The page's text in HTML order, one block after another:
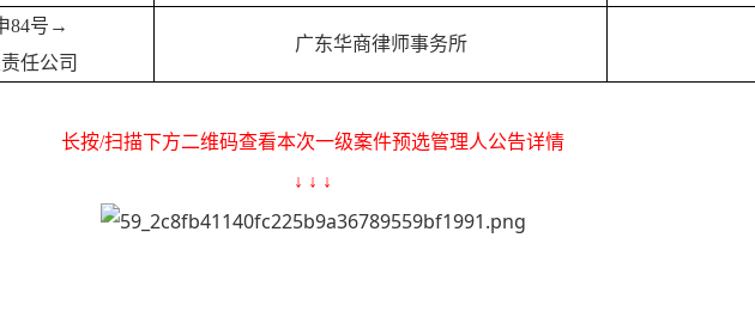
84号→
任公司
广东华商律师事务所
长按/扫描下方二维码查看本次一级案件预选管理人公告详情
↓ ↓ ↓